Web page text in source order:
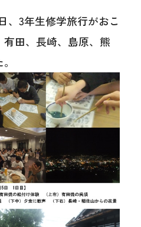
、3年生修学旅行がおこ
田、長崎、島原、熊